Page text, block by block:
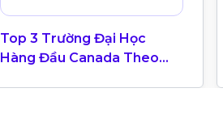
Top 3 Trường Đại Học
Hàng Đầu Canada Theo